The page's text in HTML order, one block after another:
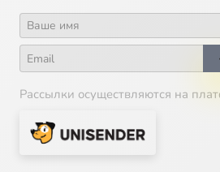
Рассылки осуществляются на